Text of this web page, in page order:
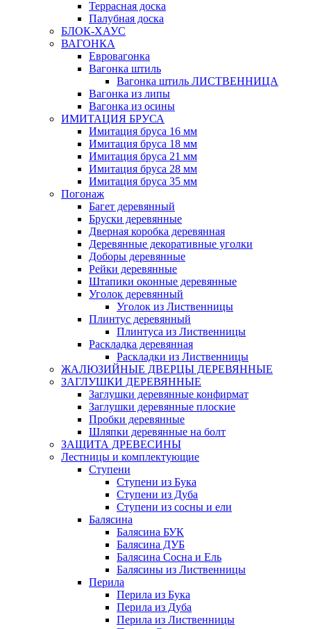
Террасная доска
Палубная доска
БЛОК-ХАУС
ВАГОНКА
Евровагонка
Вагонка штиль
Вагонка штиль ЛИСТВЕННИЦА
Вагонка из липы
Вагонка из осины
ИМИТАЦИЯ БРУСА
Имитация бруса 16 мм
Имитация бруса 18 мм
Имитация бруса 21 мм
Имитация бруса 28 мм
Имитация бруса 35 мм
Погонаж
Багет деревянный
Бруски деревянные
Дверная коробка деревянная
Деревянные декоративные уголки
Доборы деревянные
Рейки деревянные
Штапики оконные деревянные
Уголок деревянный
Уголок из Лиственницы
Плинтус деревянный
Плинтуса из Лиственницы
Раскладка деревянная
Раскладки из Лиственницы
ЖАЛЮЗИЙНЫЕ ДВЕРЦЫ ДЕРЕВЯННЫЕ
ЗАГЛУШКИ ДЕРЕВЯННЫЕ
Заглушки деревянные конфирмат
Заглушки деревянные плоские
Пробки деревянные
Шляпки деревянные на болт
ЗАЩИТА ДРЕВЕСИНЫ
Лестницы и комплектующие
Ступени
Ступени из Бука
Ступени из Дуба
Ступени из сосны и ели
Балясина
Балясина БУК
Балясина ДУБ
Балясина Сосна и Ель
Балясины из Лиственницы
Перила
Перила из Бука
Перила из Дуба
Перила из Лиственницы